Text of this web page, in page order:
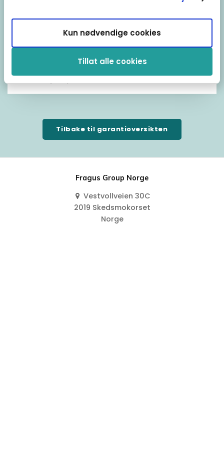
Tillat alle cookies
Kun nødvendige cookies
Aston Martin, Audi R8, Bentley, Ferrari, Jaguar I-
Pace, Lamborghini, Maserati, Mitsubishi EVO,
Tilbake til garantioversikten
Fragus Group Norge
Vestvollveien 30C
2019 Skedsmokorset
Norge